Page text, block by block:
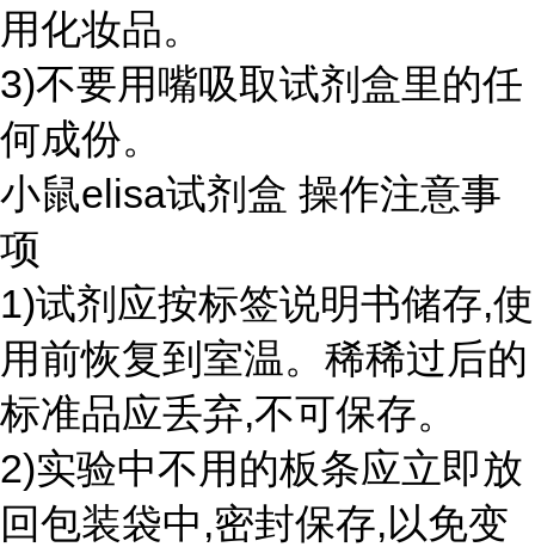
用化妆品。
3)不要用嘴吸取试剂盒里的任
何成份。
小鼠elisa试剂盒 操作注意事
项
1)试剂应按标签说明书储存,使
用前恢复到室温。稀稀过后的
标准品应丢弃,不可保存。
2)实验中不用的板条应立即放
回包装袋中,密封保存,以免变